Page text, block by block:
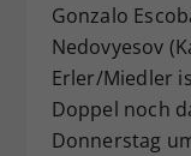
Gonzalo
Nedovyesov
Erler/Miedler
Doppel noch
Donnerstag